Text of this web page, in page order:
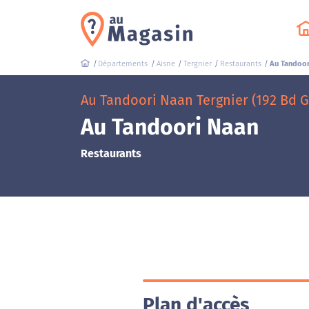
Départements Aisne Tergnier Restaurants Au
Au Tandoori Naan Tergnier (192 Bd
Au Tandoori Naan
Restaurants